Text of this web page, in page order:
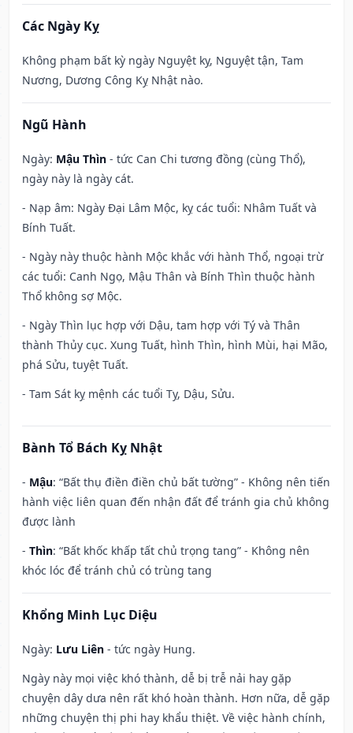
Các Ngày Kỵ
Không phạm bất kỳ ngày Nguyệt kỵ, Nguyệt tận, Tam
Nương, Dương Công Kỵ Nhật nào.
Ngũ Hành
Ngày: Mậu Thìn - tức Can Chi tương đồng (cùng Thổ),
ngày này là ngày cát.
- Nạp âm: Ngày Đại Lâm Mộc, kỵ các tuổi: Nhâm Tuất và
Bính Tuất.
- Ngày này thuộc hành Mộc khắc với hành Thổ, ngoại trừ
các tuổi: Canh Ngọ, Mậu Thân và Bính Thìn thuộc hành
Thổ không sợ Mộc.
- Ngày Thìn lục hợp với Dậu, tam hợp với Tý và Thân
thành Thủy cục. Xung Tuất, hình Thìn, hình Mùi, hại Mão,
phá Sửu, tuyệt Tuất.
- Tam Sát kỵ mệnh các tuổi Tỵ, Dậu, Sửu.
Bành Tổ Bách Kỵ Nhật
- Mậu: “Bất thụ điền điền chủ bất tường” - Không nên tiến
hành việc liên quan đến nhận đất để tránh gia chủ không
được lành
- Thìn: “Bất khốc khấp tất chủ trọng tang” - Không nên
khóc lóc để tránh chủ có trùng tang
Khổng Minh Lục Diệu
Ngày: Lưu Liên - tức ngày Hung.
Ngày này mọi việc khó thành, dễ bị trễ nải hay gặp
chuyện dây dưa nên rất khó hoàn thành. Hơn nữa, dễ gặp
những chuyện thị phi hay khẩu thiệt. Về việc hành chính,